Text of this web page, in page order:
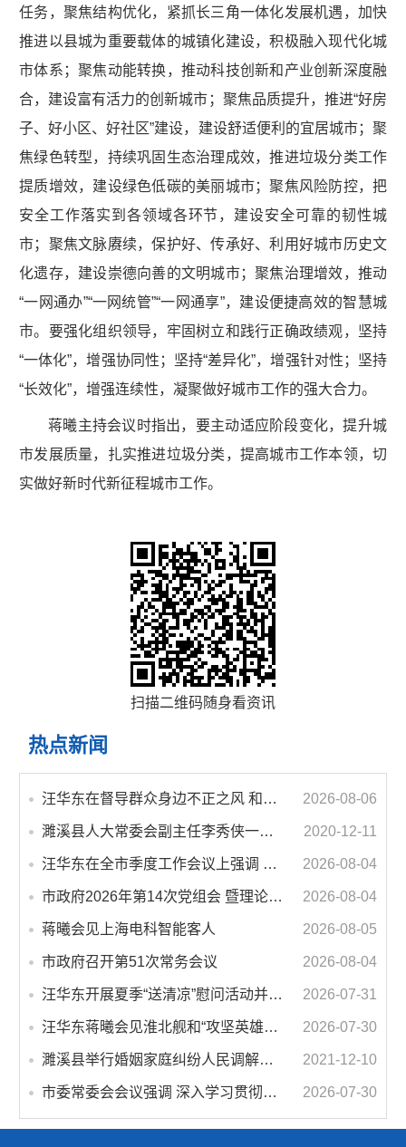
任务，聚焦结构优化，紧抓长三角一体化发展机遇，加快
推进以县城为重要载体的城镇化建设，积极融入现代化城
市体系；聚焦动能转换，推动科技创新和产业创新深度融
合，建设富有活力的创新城市；聚焦品质提升，推进“好房
子、好小区、好社区”建设，建设舒适便利的宜居城市；聚
焦绿色转型，持续巩固生态治理成效，推进垃圾分类工作
提质增效，建设绿色低碳的美丽城市；聚焦风险防控，把
安全工作落实到各领域各环节，建设安全可靠的韧性城
市；聚焦文脉赓续，保护好、传承好、利用好城市历史文
化遗存，建设崇德向善的文明城市；聚焦治理增效，推动
“一网通办”“一网统管”“一网通享”，建设便捷高效的智慧城
市。要强化组织领导，牢固树立和践行正确政绩观，坚持
“一体化”，增强协同性；坚持“差异化”，增强针对性；坚持
“长效化”，增强连续性，凝聚做好城市工作的强大合力。
蒋曦主持会议时指出，要主动适应阶段变化，提升城
市发展质量，扎实推进垃圾分类，提高城市工作本领，切
实做好新时代新征程城市工作。
扫描二维码随身看资讯
热点新闻
汪华东在督导群众身边不正之风 和腐败问题集中整治工作时强调 以更高标准更实举措纵深推进集中整治 不断增强人民群众获得感幸福感安全感 2026-08-06
濉溪县人大常委会副主任李秀侠一行调研城乡客运一体化和治超工作 2020-12-11
汪华东在全市季度工作会议上强调 锚定打好“三仗”任务和年度预期目标不动摇 在全市上下掀起比学赶超争先进位的攻坚热潮 2026-08-04
市政府2026年第14次党组会 暨理论学习中心组学习会议召开 蒋曦主持会议并讲话 2026-08-04
蒋曦会见上海电科智能客人 2026-08-05
市政府召开第51次常务会议 2026-08-04
汪华东开展夏季“送清凉”慰问活动并调研专门教育工作 落实落细防暑降温措施 用心用情关爱一线职工 2026-07-31
汪华东蒋曦会见淮北舰和“攻坚英雄连”官兵代表 2026-07-30
濉溪县举行婚姻家庭纠纷人民调解委员会暨调解志愿者服务团成立仪式 2021-12-10
市委常委会会议强调 深入学习贯彻习近平总书记重要讲话指示精神 高质量推进城市更新 不断提升本质安全水平 汪华东主持会议 2026-07-30